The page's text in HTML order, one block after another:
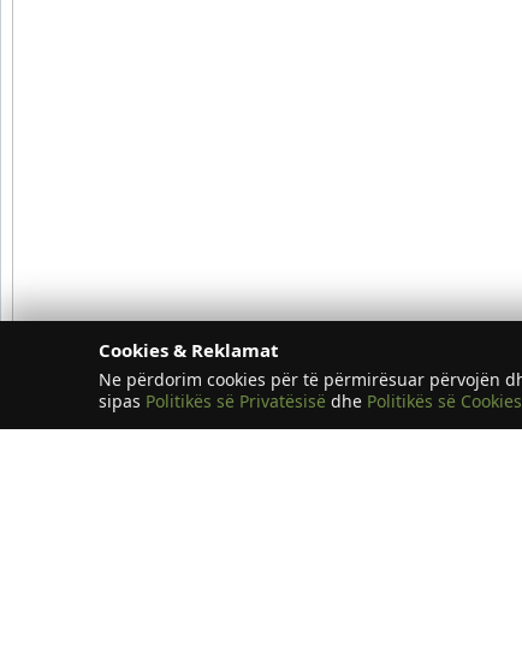
Cookies & Reklamat
Ne përdorim cookies për të përmirësuar përvojën
sipas Politikës së Privatësisë dhe Politikës së Cookies